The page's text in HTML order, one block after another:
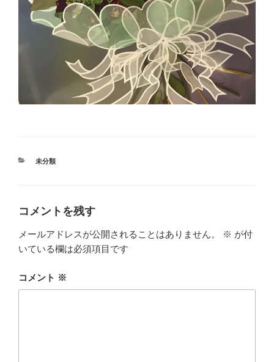
カ
未分類
コメントを残す
メールアドレスが公開されることはありません。 ※ が付
いている欄は必須項目です
コメント ※